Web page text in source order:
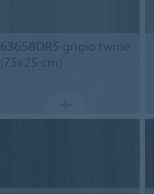
63658DR5 grigio twine
(75x25 cm)